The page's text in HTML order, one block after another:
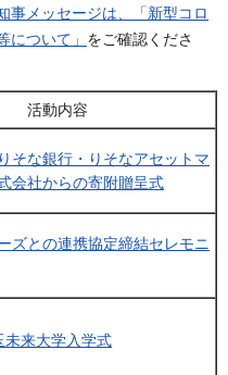
メッセージは、
「新型コロ
ついて」 をご確認くださ
活動内容
そな銀行・りそなアセットマ
会社からの寄附贈呈式
ズとの連携協定締結セレモニ
未来大学入学式